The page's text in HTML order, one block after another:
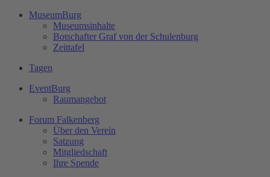
MuseumBurg
Museumsinhalte
Botschafter Graf von der Schulenburg
Zeittafel
Tagen
EventBurg
Raumangebot
Forum Falkenberg
Über den Verein
Satzung
Mitgliedschaft
Ihre Spende